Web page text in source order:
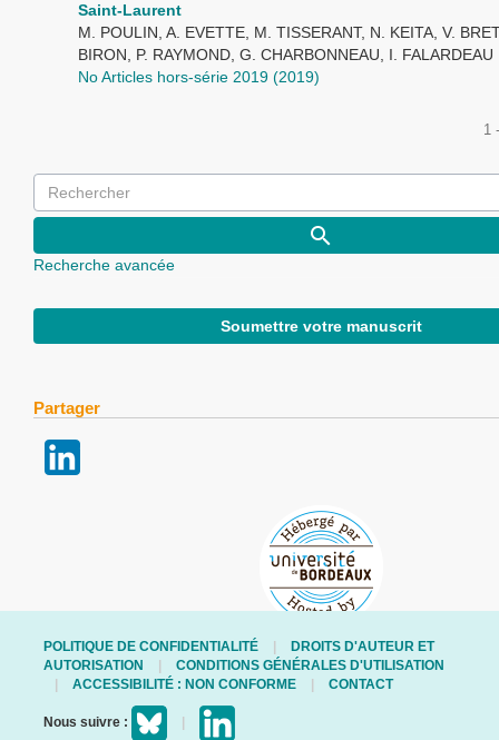
Saint-Laurent
M. POULIN, A. EVETTE, M. TISSERANT, N. KEITA, V.
BIRON, P. RAYMOND, G. CHARBONNEAU, I. FALARDEAU
No Articles hors-série 2019 (2019)
1
Recherche avancée
Soumettre votre manuscrit
Partager
POLITIQUE DE CONFIDENTIALITÉ
DROITS D'AUTEUR ET
AUTORISATION
CONDITIONS GÉNÉRALES D'UTILISATION
ACCESSIBILITÉ : NON CONFORME
CONTACT
Nous suivre :